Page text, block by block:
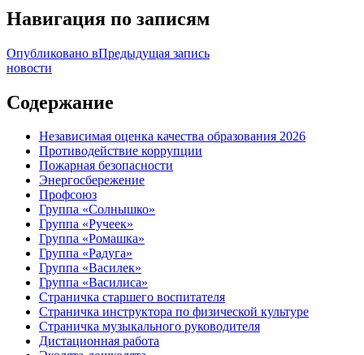
Навигация по записям
Опубликовано вПредыдущая запись
новости
Содержание
Независимая оценка качества образования 2026
Противодействие коррупции
Пожарная безопасности
Энергосбережение
Профсоюз
Группа «Солнышко»
Группа «Ручеек»
Группа «Ромашка»
Группа «Радуга»
Группа «Василек»
Группа «Василиса»
Страничка старшего воспитателя
Страничка инструктора по физической культуре
Страничка музыкального руководителя
Дистационная работа